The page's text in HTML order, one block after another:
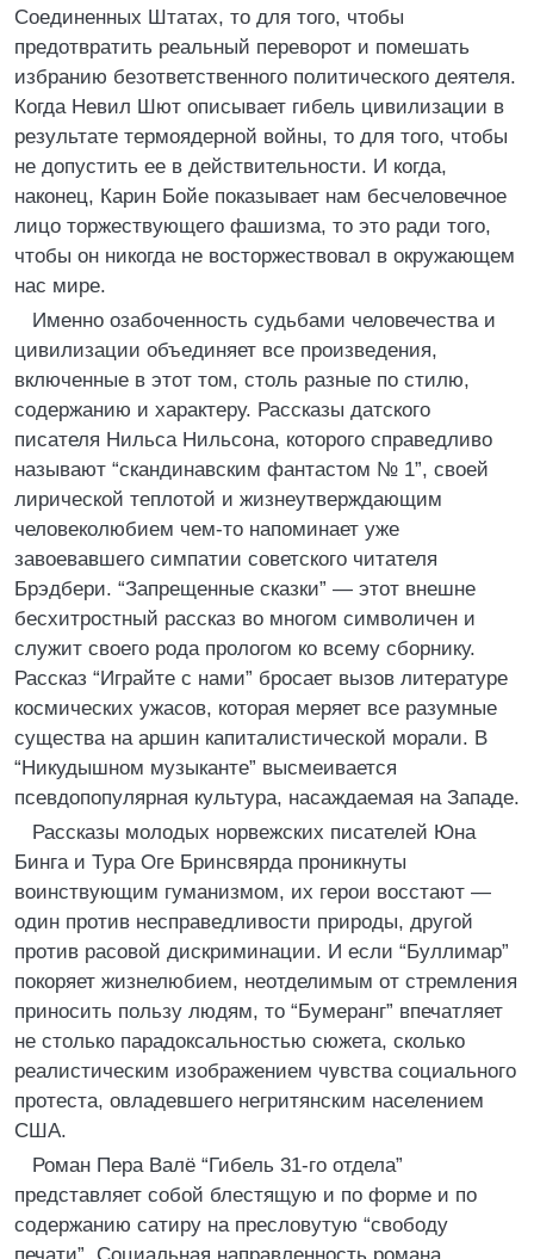
Соединенных Штатах, то для того, чтобы
предотвратить реальный переворот и помешать
избранию безответственного политического деятеля.
Когда Невил Шют описывает гибель цивилизации в
результате термоядерной войны, то для того, чтобы
не допустить ее в действительности. И когда,
наконец, Карин Бойе показывает нам бесчеловечное
лицо торжествующего фашизма, то это ради того,
чтобы он никогда не восторжествовал в окружающем
нас мире.
Именно озабоченность судьбами человечества и
цивилизации объединяет все произведения,
включенные в этот том, столь разные по стилю,
содержанию и характеру. Рассказы датского
писателя Нильса Нильсона, которого справедливо
называют “скандинавским фантастом № 1”, своей
лирической теплотой и жизнеутверждающим
человеколюбием чем-то напоминает уже
завоевавшего симпатии советского читателя
Брэдбери. “Запрещенные сказки” — этот внешне
бесхитростный рассказ во многом символичен и
служит своего рода прологом ко всему сборнику.
Рассказ “Играйте с нами” бросает вызов литературе
космических ужасов, которая меряет все разумные
существа на аршин капиталистической морали. В
“Никудышном музыканте” высмеивается
псевдопопулярная культура, насаждаемая на Западе.
Рассказы молодых норвежских писателей Юна
Бинга и Тура Оге Бринсвярда проникнуты
воинствующим гуманизмом, их герои восстают —
один против несправедливости природы, другой
против расовой дискриминации. И если “Буллимар”
покоряет жизнелюбием, неотделимым от стремления
приносить пользу людям, то “Бумеранг” впечатляет
не столько парадоксальностью сюжета, сколько
реалистическим изображением чувства социального
протеста, овладевшего негритянским населением
США.
Роман Пера Валё “Гибель 31-го отдела”
представляет собой блестящую и по форме и по
содержанию сатиру на пресловутую “свободу